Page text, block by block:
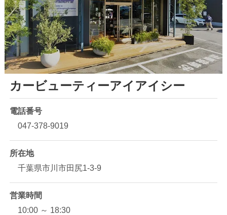
カービューティーアイアイシー
電話番号
047-378-9019
所在地
千葉県市川市田尻1-3-9
営業時間
10:00 ～ 18:30